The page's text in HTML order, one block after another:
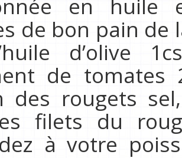
en huile
de bon pain de
d’olive
de tomates
des rougets
filets du
à votre